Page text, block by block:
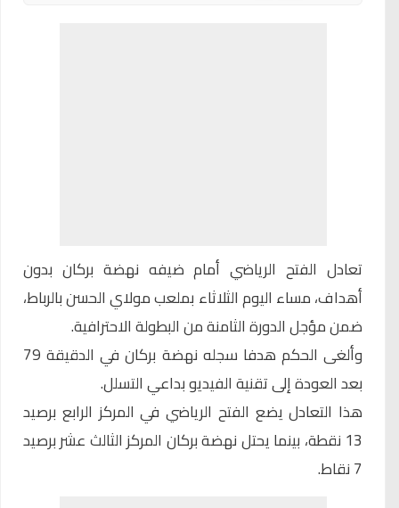
تعادل الفتح الرياضي أمام ضيفه نهضة بركان بدون
أهداف، مساء اليوم الثلاثاء بملعب مولاي الحسن بالرباط،
ضمن مؤجل الدورة الثامنة من البطولة الاحترافية.
وألغى الحكم هدفا سجله نهضة بركان في الدقيقة 79
بعد العودة إلى تقنية الفيديو بداعي التسلل.
هذا التعادل يضع الفتح الرياضي في المركز الرابع برصيد
13 نقطة، بينما يحتل نهضة بركان المركز الثالث عشر برصيد
7 نقاط.